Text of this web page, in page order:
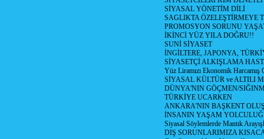
SİYASAL YÖNETİM DİLİ
SAGLIKTA ÖZELEŞTİRMEYE
PROMOSYON SORUNU
İKİNCİ YÜZ YILA DOĞRU!!
SUNİ SİYASET
İNGİLTERE, JAPONYA,
SİYASETÇİ ALKIŞLAMA
Yüz Liramızı Ekonomik Harcamış
SİYASAL KÜLTÜR ve ALTILI
DÜNYA'NIN GÖÇMEN/
TÜRKİYE UCARKEN
ANKARA'NIN BAŞKENT
İNSANIN YAŞAM
Siyasal Söylemlerde Mantık
DIŞ SORUNLARIMIZA